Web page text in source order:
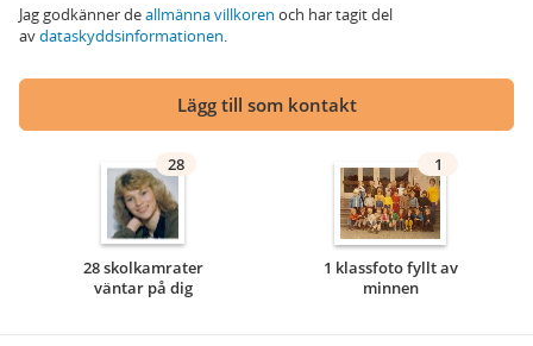
Jag godkänner deallmänna villkoren och har tagit del
avdataskyddsinformationen.
Lägg till som kontakt
28
28 skolkamrater
väntar på dig
1
1 klassfoto fyllt av
minnen